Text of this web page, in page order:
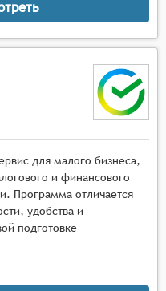
для малого бизнеса,
и финансового
Программа отличается
удобства и
подготовке